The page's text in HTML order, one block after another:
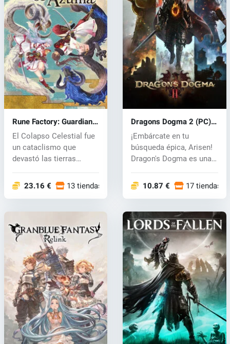
Rune Factory: Guardians
of Azuma (PC) key
El Colapso Celestial fue
un cataclismo que
devastó las tierras
23.16 € 13 tiendas
Dragons Dogma 2 (PC)
key
¡Embárcate en tu
búsqueda épica, Arisen!
Dragon's Dogma es una
10.87 € 17 tiendas